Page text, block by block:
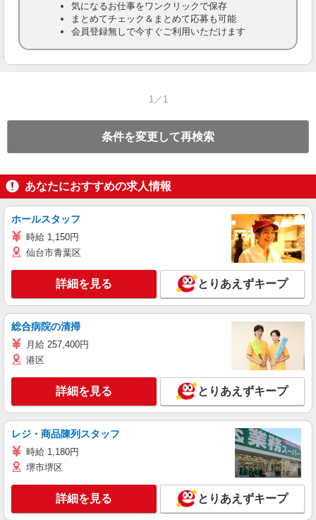
気になるお仕事をワンクリックで保存
まとめてチェック＆まとめて応募も可能
会員登録無しで今すぐご利用いただけます
1／1
条件を変更して再検索
あなたにおすすめの求人情報
ホールスタッフ
時給 1,150円
仙台市青葉区
詳細を見る とりあえずキープ
総合病院の清掃
月給 257,400円
港区
詳細を見る とりあえずキープ
レジ・商品陳列スタッフ
時給 1,180円
堺市堺区
詳細を見る とりあえずキープ